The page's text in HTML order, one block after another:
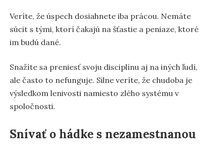
Veríte, že úspech dosiahnete iba prácou. Nemáte
súcit s tými, ktorí čakajú na šťastie a peniaze, ktoré
im budú dané.
Snažíte sa preniesť svoju disciplínu aj na iných ľudí,
ale často to nefunguje. Silne veríte, že chudoba je
výsledkom lenivosti namiesto zlého systému v
spoločnosti.
Snívať o hádke s nezamestnanou